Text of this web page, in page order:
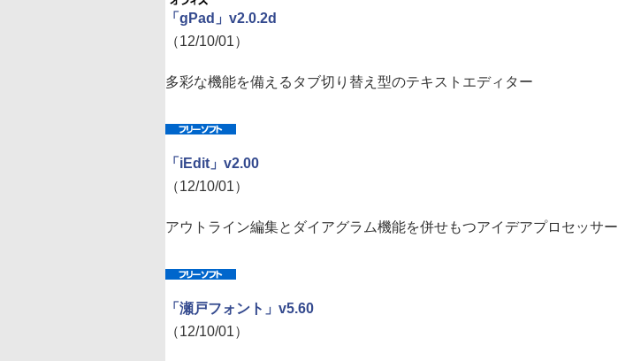
「gPad」v2.0.2d
（12/10/01）
多彩な機能を備えるタブ切り替え型のテキストエディター
「iEdit」v2.00
（12/10/01）
アウトライン編集とダイアグラム機能を併せもつアイデアプロセッサー
「瀬戸フォント」v5.60
（12/10/01）